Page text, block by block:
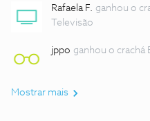
Rafaela F. ganhou o
Televisão
jppo ganhou o crachá
Mostrar mais